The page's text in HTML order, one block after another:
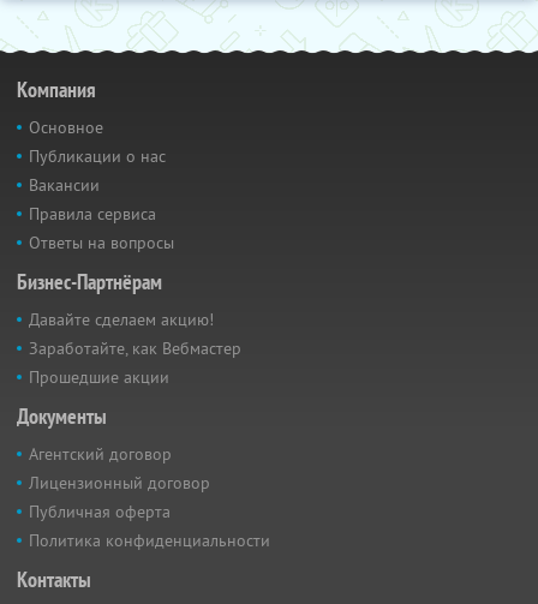
Компания
Основное
Публикации о нас
Вакансии
Правила сервиса
Ответы на вопросы
Бизнес-Партнёрам
Давайте сделаем акцию!
Заработайте, как Вебмастер
Прошедшие акции
Документы
Агентский договор
Лицензионный договор
Публичная оферта
Политика конфиденциальности
Контакты